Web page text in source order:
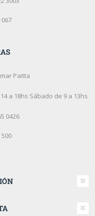
067
Paitta
a 18hs Sábado de 9 a 13hs
0426
500